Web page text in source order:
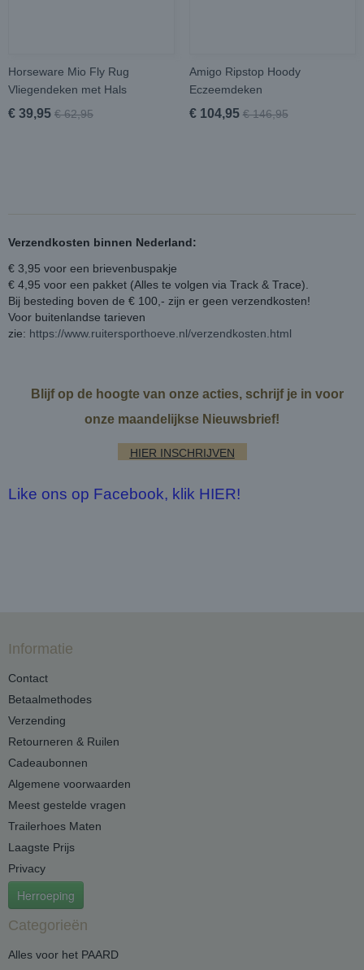
Horseware Mio Fly Rug
Vliegendeken met Hals
€ 39,95 € 62,95
Amigo Ripstop Hoody
Eczeemdeken
€ 104,95 € 146,95
Verzendkosten binnen Nederland:
€ 3,95 voor een brievenbuspakje
€ 4,95 voor een pakket (Alles te volgen via Track & Trace).
Bij besteding boven de € 100,- zijn er geen verzendkosten!
Voor buitenlandse tarieven
zie: https://www.ruitersporthoeve.nl/verzendkosten.html
Blijf op de hoogte van onze acties, schrijf je in voor
onze maandelijkse Nieuwsbrief!
HIER INSCHRIJVEN
Like ons op Facebook, klik HIER!
Informatie
Contact
Betaalmethodes
Verzending
Retourneren & Ruilen
Cadeaubonnen
Algemene voorwaarden
Meest gestelde vragen
Trailerhoes Maten
Laagste Prijs
Privacy
Herroeping
Categorieën
Alles voor het PAARD